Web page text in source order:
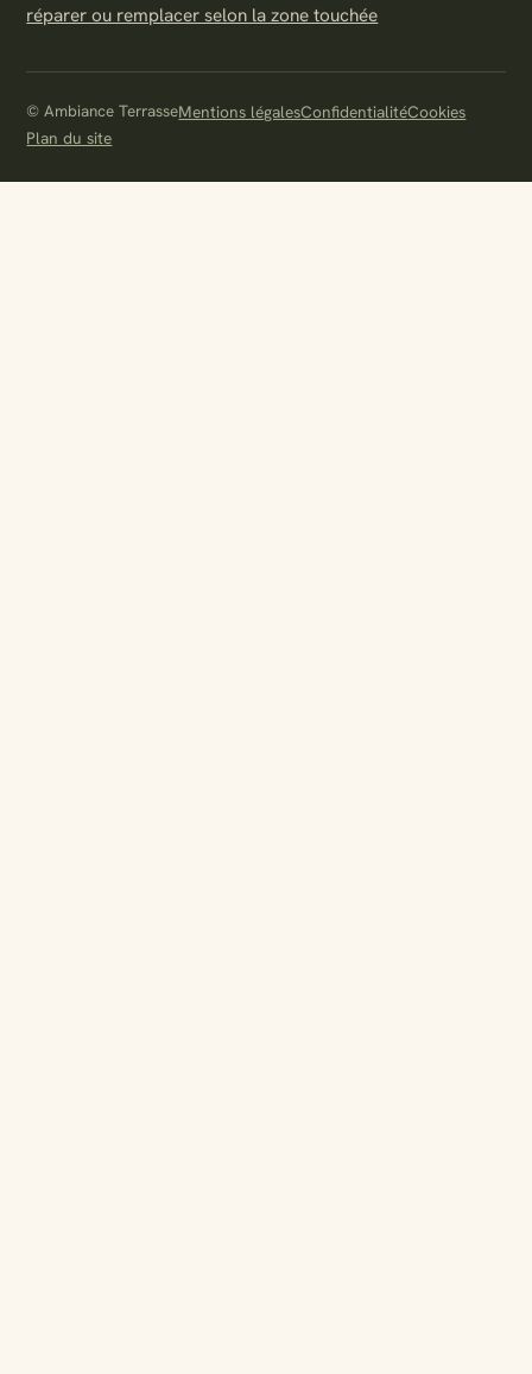
réparer ou remplacer selon la zone touchée
© Ambiance TerrasseMentions légalesConfidentialitéCookies
Plan du site